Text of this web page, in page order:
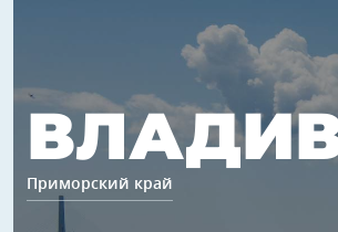
Приморский край